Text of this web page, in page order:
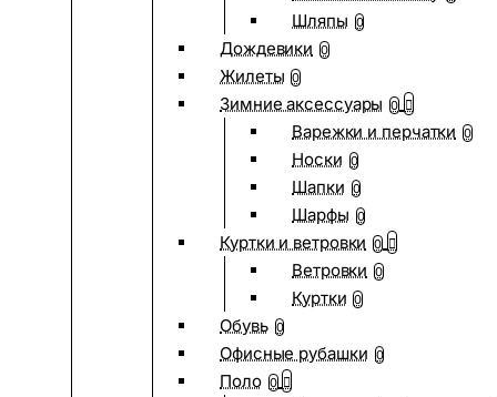
Шляпы 0
Дождевики 0
Жилеты 0
Зимние аксессуары 0
Варежки и перчатки 0
Носки 0
Шапки 0
Шарфы 0
Куртки и ветровки 0
Ветровки 0
Куртки 0
Обувь 0
Офисные рубашки 0
Поло 0